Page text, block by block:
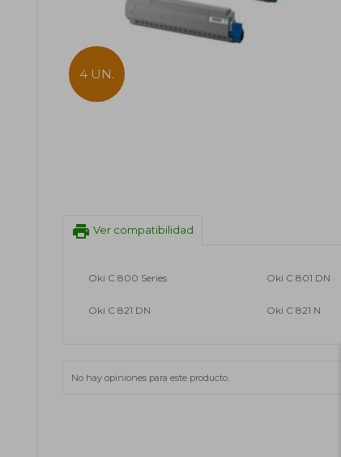
4 UN.
print Ver compatibilidad
Oki C 800 Series Oki C 801 DN
Oki C 821 DN Oki C 821 N
No hay opiniones para este producto.